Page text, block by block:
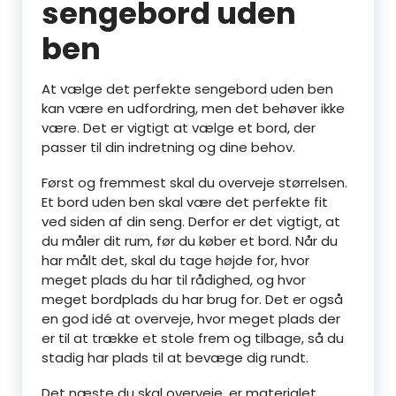
sengebord uden
ben
At vælge det perfekte sengebord uden ben
kan være en udfordring, men det behøver ikke
være. Det er vigtigt at vælge et bord, der
passer til din indretning og dine behov.
Først og fremmest skal du overveje størrelsen.
Et bord uden ben skal være det perfekte fit
ved siden af ​​din seng. Derfor er det vigtigt, at
du måler dit rum, før du køber et bord. Når du
har målt det, skal du tage højde for, hvor
meget plads du har til rådighed, og hvor
meget bordplads du har brug for. Det er også
en god idé at overveje, hvor meget plads der
er til at trække et stole frem og tilbage, så du
stadig har plads til at bevæge dig rundt.